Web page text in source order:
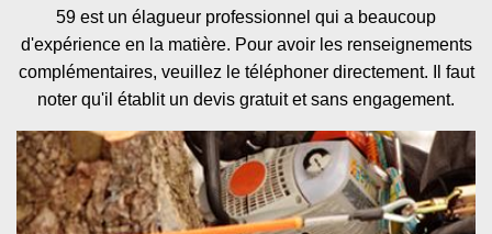
59 est un élagueur professionnel qui a beaucoup
d'expérience en la matière. Pour avoir les renseignements
complémentaires, veuillez le téléphoner directement. Il faut
noter qu'il établit un devis gratuit et sans engagement.